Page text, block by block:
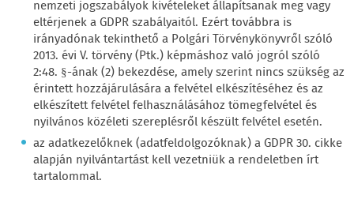
nemzeti jogszabályok kivételeket állapítsanak meg vagy
eltérjenek a GDPR szabályaitól. Ezért továbbra is
irányadónak tekinthető a Polgári Törvénykönyvről szóló
2013. évi V. törvény (Ptk.) képmáshoz való jogról szóló
2:48. §-ának (2) bekezdése, amely szerint nincs szükség az
érintett hozzájárulására a felvétel elkészítéséhez és az
elkészített felvétel felhasználásához tömegfelvétel és
nyilvános közéleti szereplésről készült felvétel esetén.
az adatkezelőknek (adatfeldolgozóknak) a GDPR 30. cikke
alapján nyilvántartást kell vezetniük a rendeletben írt
tartalommal.